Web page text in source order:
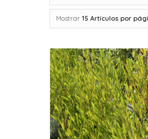
Mostrar 15 Artículos por